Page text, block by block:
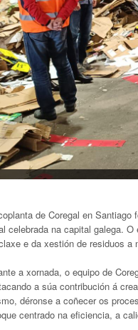
de Coregal en
celebrada na capital galega.
e da xestión de residuos a
a xornada, o equipo de
a súa contribución á
déronse a coñecer os
centrado na eficiencia, a